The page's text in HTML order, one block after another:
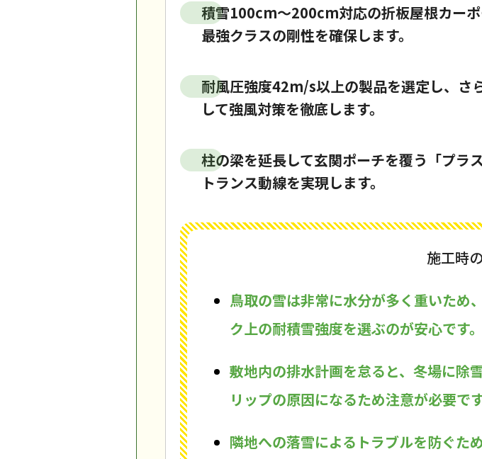
積雪100cm〜200cm対応の折板屋根カー
最強クラスの剛性を確保します。
耐風圧強度42m/s以上の製品を選定し、さ
して強風対策を徹底します。
柱の梁を延長して玄関ポーチを覆う「プラ
トランス動線を実現します。
施工時
鳥取の雪は非常に水分が多く重いため
ク上の耐積雪強度を選ぶのが安心です。
敷地内の排水計画を怠ると、冬場に除
リップの原因になるため注意が必要です
隣地への落雪によるトラブルを防ぐた